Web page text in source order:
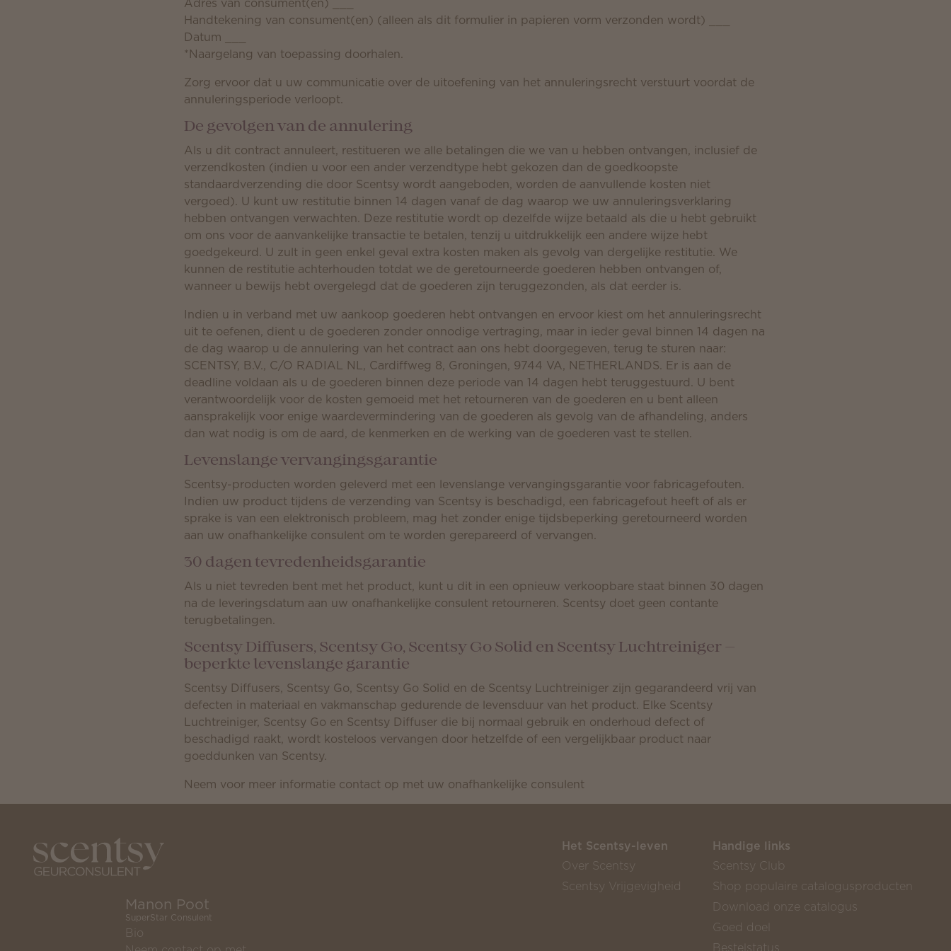
Handtekening van consument(en) (alleen als dit formulier in papieren vorm verzonden wordt) ___
Datum ___
*Naargelang van toepassing doorhalen.
Zorg ervoor dat u uw communicatie over de uitoefening van het annuleringsrecht verstuurt voordat de
annuleringsperiode verloopt.
De gevolgen van de annulering
Als u dit contract annuleert, restitueren we alle betalingen die we van u hebben ontvangen, inclusief de
verzendkosten (indien u voor een ander verzendtype hebt gekozen dan de goedkoopste
standaardverzending die door Scentsy wordt aangeboden, worden de aanvullende kosten niet
vergoed). U kunt uw restitutie binnen 14 dagen vanaf de dag waarop we uw annuleringsverklaring
hebben ontvangen verwachten. Deze restitutie wordt op dezelfde wijze betaald als die u hebt gebruikt
om ons voor de aanvankelijke transactie te betalen, tenzij u uitdrukkelijk een andere wijze hebt
goedgekeurd. U zult in geen enkel geval extra kosten maken als gevolg van dergelijke restitutie. We
kunnen de restitutie achterhouden totdat we de geretourneerde goederen hebben ontvangen of,
wanneer u bewijs hebt overgelegd dat de goederen zijn teruggezonden, als dat eerder is.
Indien u in verband met uw aankoop goederen hebt ontvangen en ervoor kiest om het annuleringsrecht
uit te oefenen, dient u de goederen zonder onnodige vertraging, maar in ieder geval binnen 14 dagen na
de dag waarop u de annulering van het contract aan ons hebt doorgegeven, terug te sturen naar:
SCENTSY, B.V., C/O RADIAL NL, Cardiffweg 8, Groningen, 9744 VA, NETHERLANDS. Er is aan de
deadline voldaan als u de goederen binnen deze periode van 14 dagen hebt teruggestuurd. U bent
verantwoordelijk voor de kosten gemoeid met het retourneren van de goederen en u bent alleen
aansprakelijk voor enige waardevermindering van de goederen als gevolg van de afhandeling, anders
dan wat nodig is om de aard, de kenmerken en de werking van de goederen vast te stellen.
Levenslange vervangingsgarantie
Scentsy-producten worden geleverd met een levenslange vervangingsgarantie voor fabricagefouten.
Indien uw product tijdens de verzending van Scentsy is beschadigd, een fabricagefout heeft of als er
sprake is van een elektronisch probleem, mag het zonder enige tijdsbeperking geretourneerd worden
aan uw onafhankelijke consulent om te worden gerepareerd of vervangen.
30 dagen tevredenheidsgarantie
Als u niet tevreden bent met het product, kunt u dit in een opnieuw verkoopbare staat binnen 30 dagen
na de leveringsdatum aan uw onafhankelijke consulent retourneren. Scentsy doet geen contante
terugbetalingen.
Scentsy Diffusers, Scentsy Go, Scentsy Go Solid en Scentsy Luchtreiniger —
beperkte levenslange garantie
Scentsy Diffusers, Scentsy Go, Scentsy Go Solid en de Scentsy Luchtreiniger zijn gegarandeerd vrij van
defecten in materiaal en vakmanschap gedurende de levensduur van het product. Elke Scentsy
Luchtreiniger, Scentsy Go en Scentsy Diffuser die bij normaal gebruik en onderhoud defect of
beschadigd raakt, wordt kosteloos vervangen door hetzelfde of een vergelijkbaar product naar
goeddunken van Scentsy.
Neem voor meer informatie contact op met uw onafhankelijke consulent
Manon Poot
SuperStar Consulent
Bio
Het Scentsy-leven
Over Scentsy
Scentsy Vrijgevigheid
Handige links
Scentsy Club
Shop populaire catalogusproducten
Download onze catalogus
Goed doel
Bestelstatus